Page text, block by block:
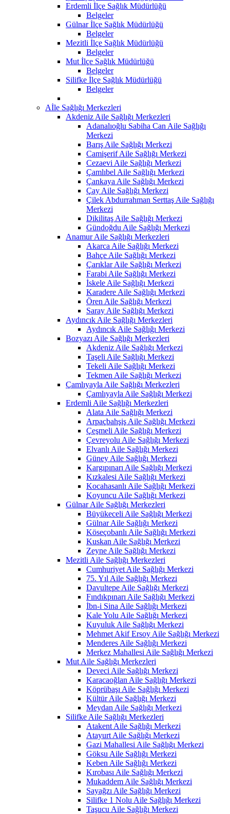
Erdemli İlçe Sağlık Müdürlüğü
Belgeler
Gülnar İlçe Sağlık Müdürlüğü
Belgeler
Mezitli İlçe Sağlık Müdürlüğü
Belgeler
Mut İlçe Sağlık Müdürlüğü
Belgeler
Silifke İlçe Sağlık Müdürlüğü
Belgeler
Aİle Sağlığı Merkezleri
Akdeniz Aile Sağlığı Merkezleri
Adanalıoğlu Sabiha Can Aile Sağlığı
Merkezi
Barış Aile Sağlığı Merkezi
Camişerif Aile Sağlığı Merkezi
Cezaevi Aile Sağlığı Merkezi
Çamlıbel Aile Sağlığı Merkezi
Çankaya Aile Sağlığı Merkezi
Çay Aile Sağlığı Merkezi
Çilek Abdurrahman Serttaş Aile Sağlığı
Merkezi
Dikilitaş Aile Sağlığı Merkezi
Gündoğdu Aile Sağlığı Merkezi
Anamur Aile Sağlığı Merkezleri
Akarca Aile Sağlığı Merkezi
Bahçe Aile Sağlığı Merkezi
Çarıklar Aile Sağlığı Merkezi
Farabi Aile Sağlığı Merkezi
İskele Aile Sağlığı Merkezi
Karadere Aile Sağlığı Merkezi
Ören Aile Sağlığı Merkezi
Saray Aile Sağlığı Merkezi
Aydıncık Aile Sağlığı Merkezleri
Aydıncık Aile Sağlığı Merkezi
Bozyazı Aile Sağlığı Merkezleri
Akdeniz Aile Sağlığı Merkezi
Taşeli Aile Sağlığı Merkezi
Tekeli Aile Sağlığı Merkezi
Tekmen Aile Sağlığı Merkezi
Çamlıyayla Aile Sağlığı Merkezleri
Çamlıyayla Aile Sağlığı Merkezi
Erdemli Aile Sağlığı Merkezleri
Alata Aile Sağlığı Merkezi
Arpaçbahşiş Aile Sağlığı Merkezi
Çeşmeli Aile Sağlığı Merkezi
Çevreyolu Aile Sağlığı Merkezi
Elvanlı Aile Sağlığı Merkezi
Güney Aile Sağlığı Merkezi
Kargıpınarı Aile Sağlığı Merkezi
Kızkalesi Aile Sağlığı Merkezi
Kocahasanlı Aile Sağlığı Merkezi
Koyuncu Aile Sağlığı Merkezi
Gülnar Aile Sağlığı Merkezleri
Büyükeceli Aile Sağlığı Merkezi
Gülnar Aile Sağlığı Merkezi
Köseçobanlı Aile Sağlığı Merkezi
Kuskan Aile Sağlığı Merkezi
Zeyne Aile Sağlığı Merkezi
Mezitli Aile Sağlığı Merkezleri
Cumhuriyet Aile Sağlığı Merkezi
75. Yıl Aile Sağlığı Merkezi
Davultepe Aile Sağlığı Merkezi
Fındıkpınarı Aile Sağlığı Merkezi
İbn-i Sina Aile Sağlığı Merkezi
Kale Yolu Aile Sağlığı Merkezi
Kuyuluk Aile Sağlığı Merkezi
Mehmet Akif Ersoy Aile Sağlığı Merkezi
Menderes Aile Sağlığı Merkezi
Merkez Mahallesi Aile Sağlığı Merkezi
Mut Aile Sağlığı Merkezleri
Deveci Aile Sağlığı Merkezi
Karacaoğlan Aile Sağlığı Merkezi
Köprübaşı Aile Sağlığı Merkezi
Kültür Aile Sağlığı Merkezi
Meydan Aile Sağlığı Merkezi
Silifke Aile Sağlığı Merkezleri
Atakent Aile Sağlığı Merkezi
Atayurt Aile Sağlığı Merkezi
Gazi Mahallesi Aile Sağlığı Merkezi
Göksu Aile Sağlığı Merkezi
Keben Aile Sağlığı Merkezi
Kırobası Aile Sağlığı Merkezi
Mukaddem Aile Sağlığı Merkezi
Sayağzı Aile Sağlığı Merkezi
Silifke 1 Nolu Aile Sağlığı Merkezi
Taşucu Aile Sağlığı Merkezi